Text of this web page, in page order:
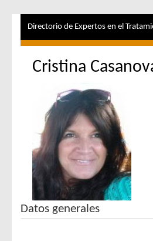
Directorio de Expertos en el
Cristina
Datos generales